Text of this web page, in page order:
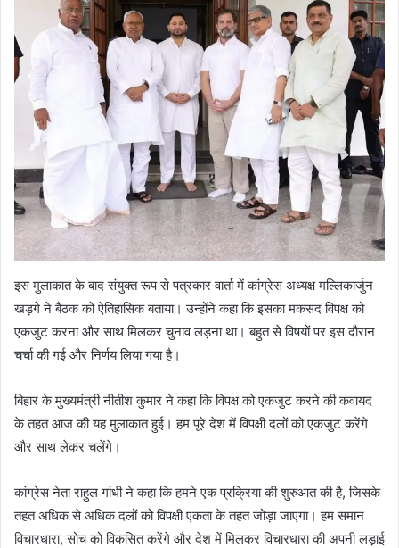
इस मुलाकात के बाद संयुक्त रूप से पत्रकार वार्ता में कांग्रेस अध्यक्ष मल्लिकार्जुन
खड़गे ने बैठक को ऐतिहासिक बताया। उन्होंने कहा कि इसका मकसद विपक्ष को
एकजुट करना और साथ मिलकर चुनाव लड़ना था। बहुत से विषयों पर इस दौरान
चर्चा की गई और निर्णय लिया गया है।
बिहार के मुख्यमंत्री नीतीश कुमार ने कहा कि विपक्ष को एकजुट करने की कवायद
के तहत आज की यह मुलाकात हुई। हम पूरे देश में विपक्षी दलों को एकजुट करेंगे
और साथ लेकर चलेंगे।
कांग्रेस नेता राहुल गांधी ने कहा कि हमने एक प्रक्रिया की शुरुआत की है, जिसके
तहत अधिक से अधिक दलों को विपक्षी एकता के तहत जोड़ा जाएगा। हम समान
विचारधारा, सोच को विकसित करेंगे और देश में मिलकर विचारधारा की अपनी लड़ाई